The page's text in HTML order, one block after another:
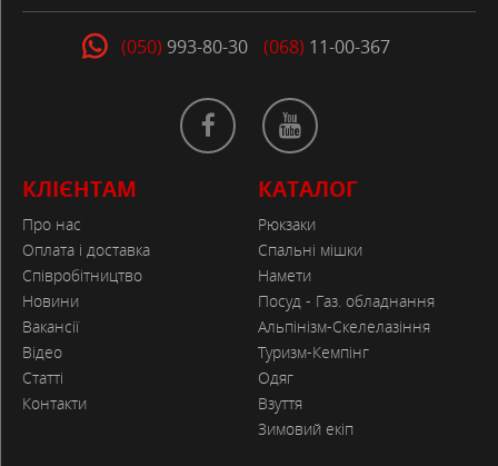
(050) 993-80-30 (068) 11-00-367
КЛІЄНТАМ
Про нас
Оплата і доставка
Співробітництво
Новини
Вакансії
Відео
Статті
Контакти
КАТАЛОГ
Рюкзаки
Спальні мішки
Намети
Посуд - Газ. обладнання
Альпінізм-Скелелазіння
Туризм-Кемпінг
Одяг
Взуття
Зимовий екіп